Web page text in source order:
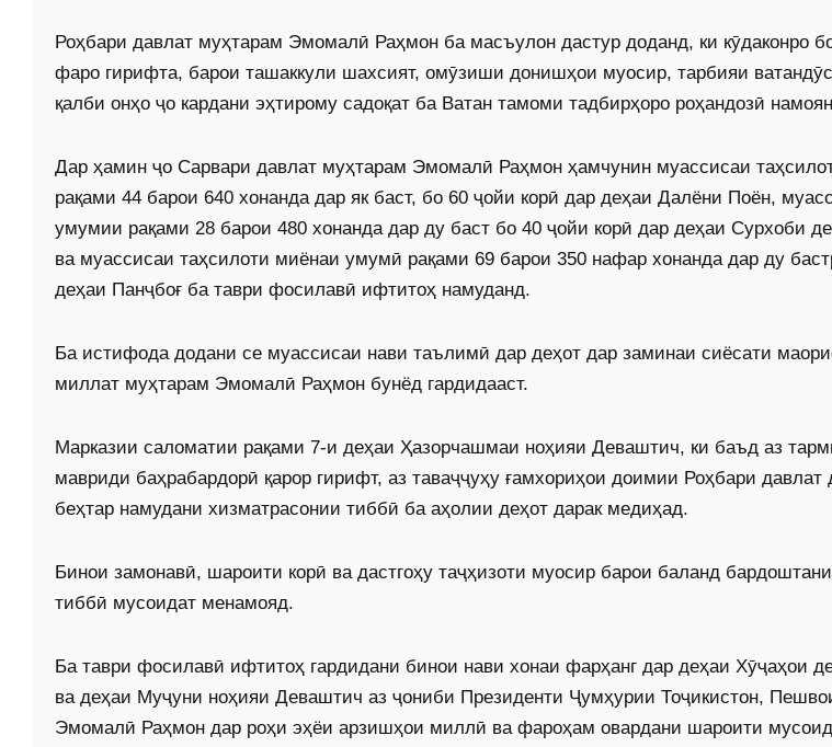
Роҳбари давлат муҳтарам Эмомалӣ Раҳмон ба масъулон дастур доданд, ки кӯдаконро
фаро гирифта, барои ташаккули шахсият, омӯзиши донишҳои муосир, тарбияи
қалби онҳо ҷо кардани эҳтирому садоқат ба Ватан тамоми тадбирҳоро роҳандозӣ
Дар ҳамин ҷо Сарвари давлат муҳтарам Эмомалӣ Раҳмон ҳамчунин муассисаи
рақами 44 барои 640 хонанда дар як баст, бо 60 ҷойи корӣ дар деҳаи Далёни Поён,
умумии рақами 28 барои 480 хонанда дар ду баст бо 40 ҷойи корӣ дар деҳаи Сурхоби
ва муассисаи таҳсилоти миёнаи умумӣ рақами 69 барои 350 нафар хонанда дар ду
деҳаи Панҷбоғ ба таври фосилавӣ ифтитоҳ намуданд.
Ба истифода додани се муассисаи нави таълимӣ дар деҳот дар заминаи сиёсати
миллат муҳтарам Эмомалӣ Раҳмон бунёд гардидааст.
Марказии саломатии рақами 7-и деҳаи Ҳазорчашмаи ноҳияи Деваштич, ки баъд аз
мавриди баҳрабардорӣ қарор гирифт, аз таваҷҷуҳу ғамхориҳои доимии Роҳбари давлат
беҳтар намудани хизматрасонии тиббӣ ба аҳолии деҳот дарак медиҳад.
Бинои замонавӣ, шароити корӣ ва дастгоҳу таҷҳизоти муосир барои баланд
тиббӣ мусоидат менамояд.
Ба таври фосилавӣ ифтитоҳ гардидани бинои нави хонаи фарҳанг дар деҳаи Хӯҷаҳои
ва деҳаи Муҷуни ноҳияи Деваштич аз ҷониби Президенти Ҷумҳурии Тоҷикистон,
Эмомалӣ Раҳмон дар роҳи эҳёи арзишҳои миллӣ ва фароҳам овардани шароити